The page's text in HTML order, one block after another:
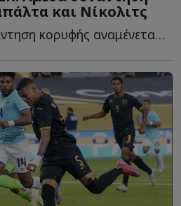
και Νίκολιτς
Μία σημαντική συνάντηση κορυφής αναμένεται το επόμενο δ...